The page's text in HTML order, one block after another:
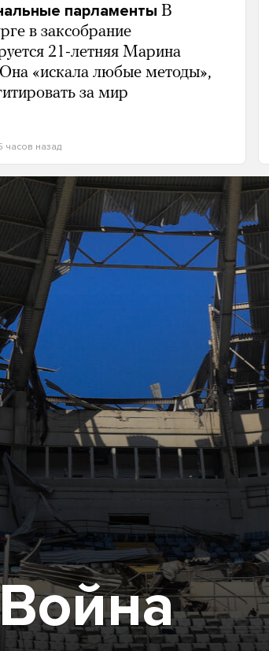
парламенты В
в заксобрание
21-летняя Марина
«искала любые методы»,
за мир
часов назад